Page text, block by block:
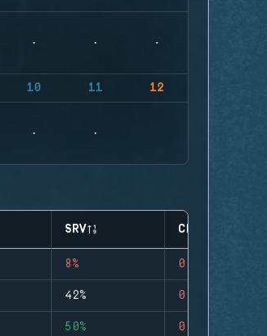
10 11 12
SRV CLUTCHES
8% 0
42% 0
50% 0